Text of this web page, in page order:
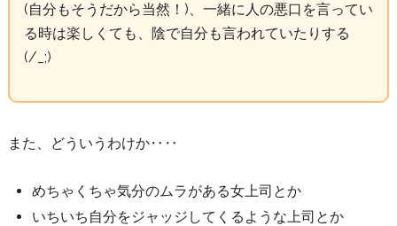
(自分もそうだから当然！)、一緒に人の悪口を言ってい
る時は楽しくても、
陰で自分も言われていたりする
(/_;)
また、どういうわけか‥‥
めちゃくちゃ気分のムラがある女上司とか
いちいち自分をジャッジしてくるような上司とか